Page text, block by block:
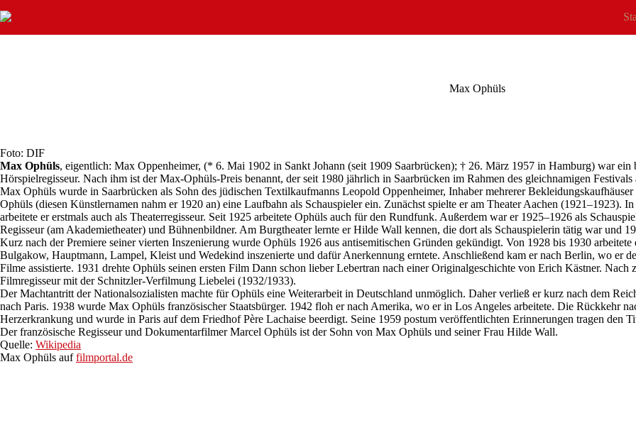
Inhalt
Max Ophüls
Foto: DIF
Max Ophüls, eigentlich: Max Oppenheimer, (* 6. Mai 1902 in Sankt Johann (seit 1909 Saarbrücken); † 26. März 1957 in Hamburg) war ein
Hörspielregisseur. Nach ihm ist der Max-Ophüls-Preis benannt, der seit 1980 jährlich in Saarbrücken im Rahmen des gleichnamigen
Max Ophüls wurde in Saarbrücken als Sohn des jüdischen Textilkaufmanns Leopold Oppenheimer, Inhaber mehrerer
Ophüls (diesen Künstlernamen nahm er 1920 an) eine Laufbahn als Schauspieler ein. Zunächst spielte er am Theater Aachen (1921–1923).
arbeitete er erstmals auch als Theaterregisseur. Seit 1925 arbeitete Ophüls auch für den Rundfunk. Außerdem war er 1925–1926 als
Regisseur (am Akademietheater) und Bühnenbildner. Am Burgtheater lernte er Hilde Wall kennen, die dort als Schauspielerin tätig war und
Kurz nach der Premiere seiner vierten Inszenierung wurde Ophüls 1926 aus antisemitischen Gründen gekündigt. Von 1928 bis 1930
Bulgakow, Hauptmann, Lampel, Kleist und Wedekind inszenierte und dafür Anerkennung erntete. Anschließend kam er nach Berlin, wo er
Filme assistierte. 1931 drehte Ophüls seinen ersten Film Dann schon lieber Lebertran nach einer Originalgeschichte von Erich Kästner.
Filmregisseur mit der Schnitzler-Verfilmung Liebelei (1932/1933).
Der Machtantritt der Nationalsozialisten machte für Ophüls eine Weiterarbeit in Deutschland unmöglich. Daher verließ er kurz nach dem
nach Paris. 1938 wurde Max Ophüls französischer Staatsbürger. 1942 floh er nach Amerika, wo er in Los Angeles arbeitete. Die Rückkehr
Herzerkrankung und wurde in Paris auf dem Friedhof Père Lachaise beerdigt. Seine 1959 postum veröffentlichten Erinnerungen tragen den
Der französische Regisseur und Dokumentarfilmer Marcel Ophüls ist der Sohn von Max Ophüls und seiner Frau Hilde Wall.
Quelle: Wikipedia
Max Ophüls auffilmportal.de